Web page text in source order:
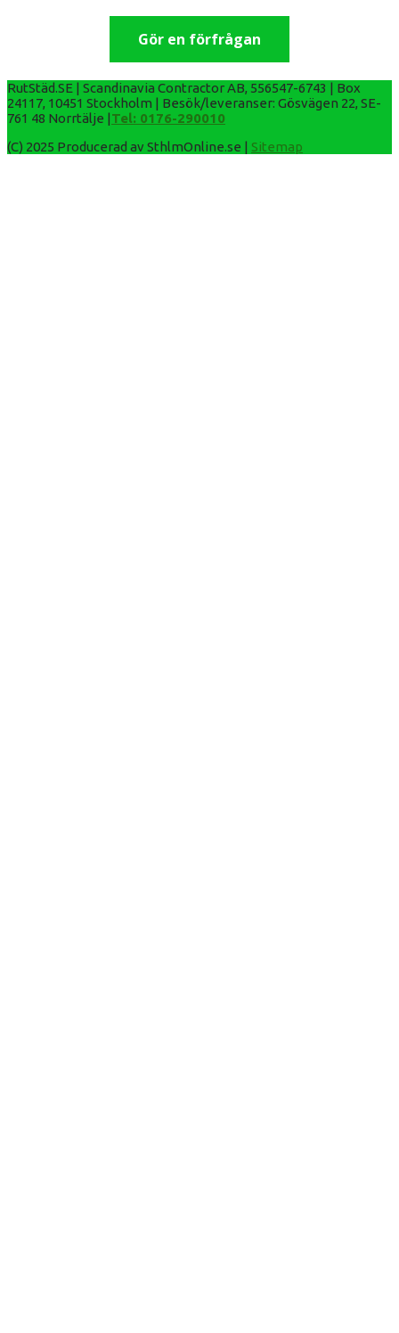
Gör en förfrågan
RutStäd.SE | Scandinavia Contractor AB, 556547-6743 | Box
24117, 10451 Stockholm | Besök/leveranser: Gösvägen 22, SE-
761 48 Norrtälje |Tel: 0176-290010
(C) 2025 Producerad av SthlmOnline.se | Sitemap